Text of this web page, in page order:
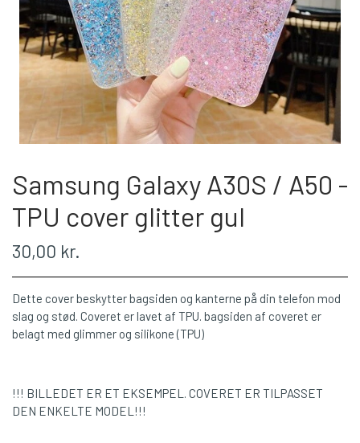
Samsung Galaxy A30S / A50 -
TPU cover glitter gul
30,00 kr.
Dette cover beskytter bagsiden og kanterne på din telefon mod
slag og stød. Coveret er lavet af TPU. bagsiden af coveret er
belagt med glimmer og silikone (TPU)
!!! BILLEDET ER ET EKSEMPEL. COVERET ER TILPASSET
DEN ENKELTE MODEL!!!